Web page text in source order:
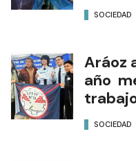
SOCIEDAD
Aráoz
año
SOCIEDAD